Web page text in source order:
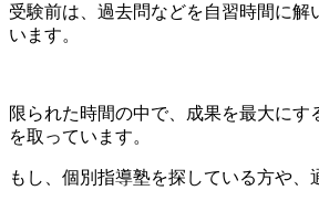
受験前は、過去問などを自習時間に解
います。
限られた時間の中で、成果を最大にす
を取っています。
もし、個別指導塾を探している方や、